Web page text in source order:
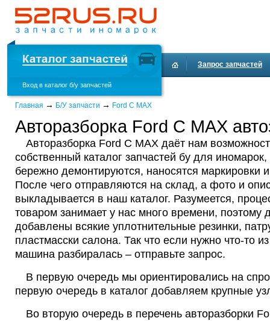
Вход в каталог б/у запчастей
Запрос запчастей
Главная → Б/У запчасти → Ford C MAX
Авторазборка Ford C MAX
Авторазборка Ford C MAX даёт нам
собственный каталог запчастей бу для
бережно демонтируются, наносятся маркировки
После чего отправляются на склад, а фото и
выкладывается в наш каталог. Разумеется,
товаром занимает у нас много времени, поэтому
добавлены всякие уплотнительные резинки,
пластмасски салона. Так что если нужно что-то
машина разбиралась – отправьте запрос.
В первую очередь мы ориентировались на
первую очередь в каталог добавляем крупные
Во вторую очередь в перечень авторазборки